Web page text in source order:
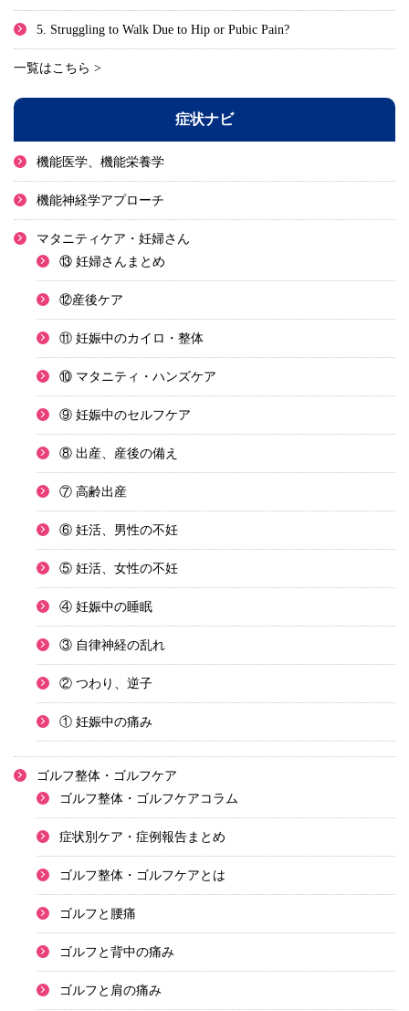
5. Struggling to Walk Due to Hip or Pubic Pain?
一覧はこちら >
症状ナビ
機能医学、機能栄養学
機能神経学アプローチ
マタニティケア・妊婦さん
⑬ 妊婦さんまとめ
⑫産後ケア
⑪ 妊娠中のカイロ・整体
⑩ マタニティ・ハンズケア
⑨ 妊娠中のセルフケア
⑧ 出産、産後の備え
⑦ 高齢出産
⑥ 妊活、男性の不妊
⑤ 妊活、女性の不妊
④ 妊娠中の睡眠
③ 自律神経の乱れ
② つわり、逆子
① 妊娠中の痛み
ゴルフ整体・ゴルフケア
ゴルフ整体・ゴルフケアコラム
症状別ケア・症例報告まとめ
ゴルフ整体・ゴルフケアとは
ゴルフと腰痛
ゴルフと背中の痛み
ゴルフと肩の痛み